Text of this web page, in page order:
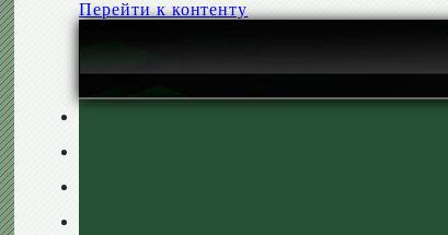
Перейти к контенту